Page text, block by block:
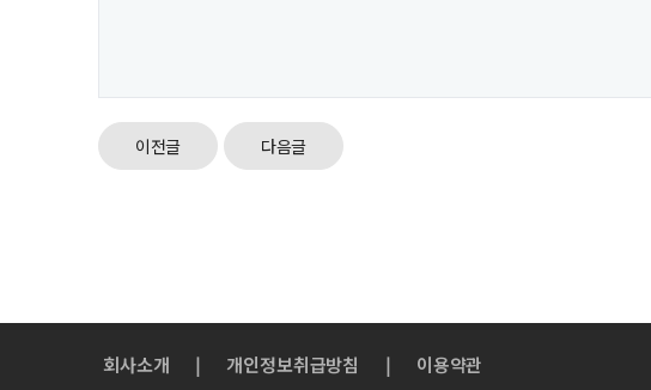
이전글 다음글
회사소개 | 개인정보취급방침 | 이용약관